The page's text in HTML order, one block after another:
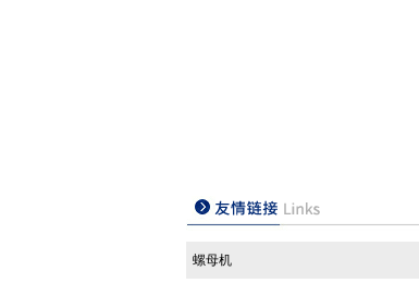
螺母机